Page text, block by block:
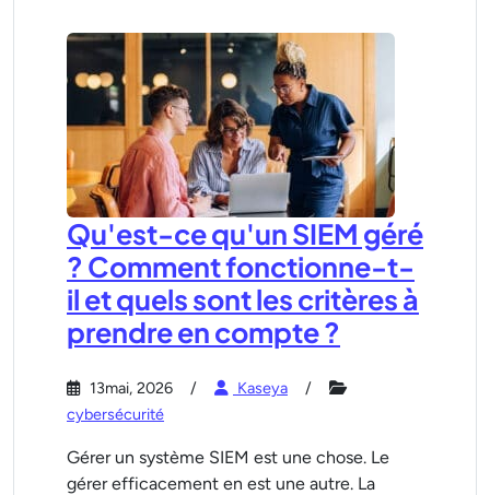
Qu'est-ce qu'un SIEM géré
? Comment fonctionne-t-
il et quels sont les critères à
prendre en compte ?
13mai, 2026
Kaseya
cybersécurité
Gérer un système SIEM est une chose. Le
gérer efficacement en est une autre. La